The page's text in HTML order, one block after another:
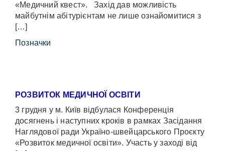
«Медичний квест». Захід дав можливість
майбутнім абітурієнтам не лише ознайомитися з
[…]
Позначки
РОЗВИТОК МЕДИЧНОЇ ОСВІТИ
3 грудня у м. Київ відбулася Конференція
досягнень і наступних кроків в рамках Засідання
Наглядової ради Україно-швейцарського Проєкту
«Розвиток медичної освіти». Участь у заході від